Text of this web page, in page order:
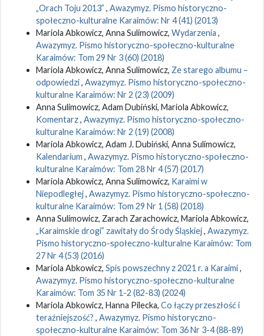
„Orach Toju 2013” , Awazymyz. Pismo historyczno-
społeczno-kulturalne Karaimów: Nr 4 (41) (2013)
Mariola Abkowicz, Anna Sulimowicz, Wydarzenia ,
Awazymyz. Pismo historyczno-społeczno-kulturalne
Karaimów: Tom 29 Nr 3 (60) (2018)
Mariola Abkowicz, Anna Sulimowicz, Ze starego albumu –
odpowiedzi, Awazymyz. Pismo historyczno-społeczno-
kulturalne Karaimów: Nr 2 (23) (2009)
Anna Sulimowicz, Adam Dubiński, Mariola Abkowicz,
Komentarz, Awazymyz. Pismo historyczno-społeczno-
kulturalne Karaimów: Nr 2 (19) (2008)
Mariola Abkowicz, Adam J. Dubiński, Anna Sulimowicz,
Kalendarium , Awazymyz. Pismo historyczno-społeczno-
kulturalne Karaimów: Tom 28 Nr 4 (57) (2017)
Mariola Abkowicz, Anna Sulimowicz, Karaimi w
Niepodległej, Awazymyz. Pismo historyczno-społeczno-
kulturalne Karaimów: Tom 29 Nr 1 (58) (2018)
Anna Sulimowicz, Zarach Zarachowicz, Mariola Abkowicz,
„Karaimskie drogi” zawitały do Środy Śląskiej, Awazymyz.
Pismo historyczno-społeczno-kulturalne Karaimów: Tom
27 Nr 4 (53) (2016)
Mariola Abkowicz, Spis powszechny z 2021 r. a Karaimi,
Awazymyz. Pismo historyczno-społeczno-kulturalne
Karaimów: Tom 35 Nr 1-2 (82-83) (2024)
Mariola Abkowicz, Hanna Pilecka, Co łączy przeszłość i
teraźniejszość? , Awazymyz. Pismo historyczno-
społeczno-kulturalne Karaimów: Tom 36 Nr 3-4 (88-89)